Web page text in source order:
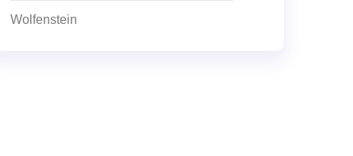
Wolfenstein